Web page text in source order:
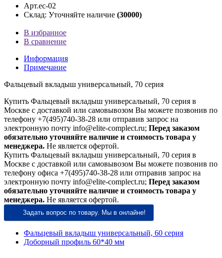
Арт.ec-02
Склад: Уточняйте наличие (30000)
В избранное
В сравнение
Информация
Примечание
Фальцевый вкладыш универсальный, 70 серия
Купить Фальцевый вкладыш универсальный, 70 серия в
Москве с доставкой или самовывозом Вы можете позвонив по
телефону +7(495)740-38-28 или отправив запрос на
электронную почту info@elite-complect.ru; Перед заказом
обязательно уточняйте наличие и стоимость товара у
менеджера. Не является офертой.
Купить Фальцевый вкладыш универсальный, 70 серия в
Москве с доставкой или самовывозом Вы можете позвонив по
телефону офиса +7(495)740-38-28 или отправив запрос на
электронную почту info@elite-complect.ru; Перед заказом
обязательно уточняйте наличие и стоимость товара у
менеджера. Не является офертой.
Задать вопрос по товару. Мы в онлайне!
Фальцевый вкладыш универсальный, 60 серия
Доборный профиль 60*40 мм